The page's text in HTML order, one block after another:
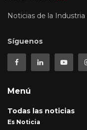
Noticias de la
Síguenos
Menú
Todas las noticias
Es Noticia